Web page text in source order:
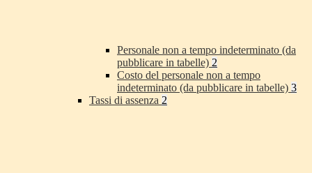
Personale non a tempo indeterminato (da
pubblicare in tabelle) 2
Costo del personale non a tempo
indeterminato (da pubblicare in tabelle) 3
Tassi di assenza 2